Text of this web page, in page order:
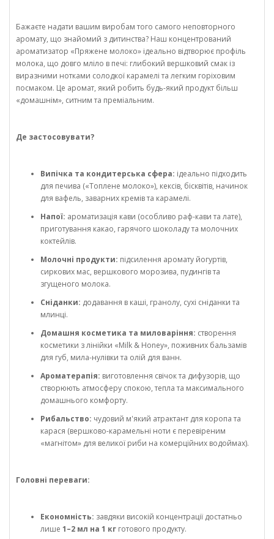
Бажаєте надати вашим виробам того самого неповторного
аромату, що знайомий з дитинства? Наш концентрований
ароматизатор «Пряжене молоко» ідеально відтворює профіль
молока, що довго мліло в печі: глибокий вершковий смак із
виразними нотками солодкої карамелі та легким горіховим
посмаком. Це аромат, який робить будь-який продукт більш
«домашнім», ситним та преміальним.
Де застосовувати?
Випічка та кондитерська сфера: ідеально підходить
для печива («Топлене молоко»), кексів, бісквітів, начинок
для вафель, заварних кремів та карамелі.
Напої: ароматизація кави (особливо раф-кави та лате),
приготування какао, гарячого шоколаду та молочних
коктейлів.
Молочні продукти: підсилення аромату йогуртів,
сиркових мас, вершкового морозива, пудингів та
згущеного молока.
Сніданки: додавання в каші, гранолу, сухі сніданки та
млинці.
Домашня косметика та миловаріння: створення
косметики з лінійки «Milk & Honey», поживних бальзамів
для губ, мила-нулівки та олій для ванн.
Ароматерапія: виготовлення свічок та дифузорів, що
створюють атмосферу спокою, тепла та максимального
домашнього комфорту.
Рибальство: чудовий м'який атрактант для коропа та
карася (вершково-карамельні ноти є перевіреним
«магнітом» для великої риби на комерційних водоймах).
Головні переваги:
Економність: завдяки високій концентрації достатньо
лише 1–2 мл на 1 кг готового продукту.